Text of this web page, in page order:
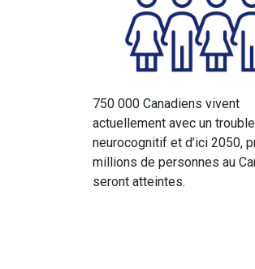
750 000 Canadiens vivent
actuellement avec un trouble
neurocognitif et d’ici 2050,
millions de personnes au
seront atteintes.